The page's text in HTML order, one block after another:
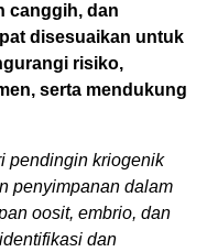
canggih, dan
disesuaikan untuk
risiko,
serta mendukung
pendingin kriogenik
penyimpanan dalam
oosit, embrio, dan
dan